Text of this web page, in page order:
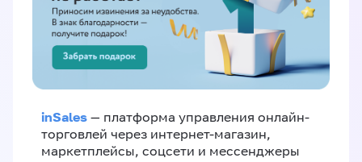
inSales — платформа управления онлайн-
торговлей через интернет-магазин,
маркетплейсы, соцсети и мессенджеры